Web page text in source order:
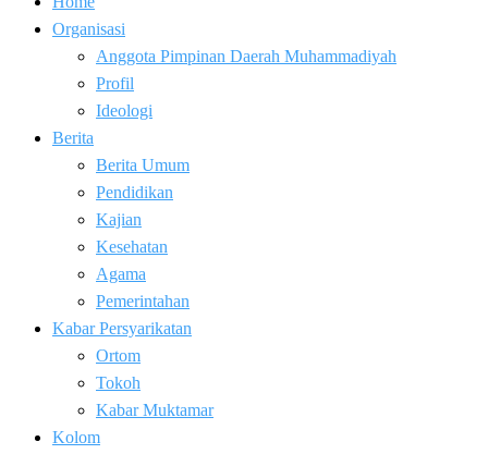
Organisasi
Anggota Pimpinan Daerah Muhammadiyah
Profil
Ideologi
Berita
Berita Umum
Pendidikan
Kajian
Kesehatan
Agama
Pemerintahan
Kabar Persyarikatan
Ortom
Tokoh
Kabar Muktamar
Kolom